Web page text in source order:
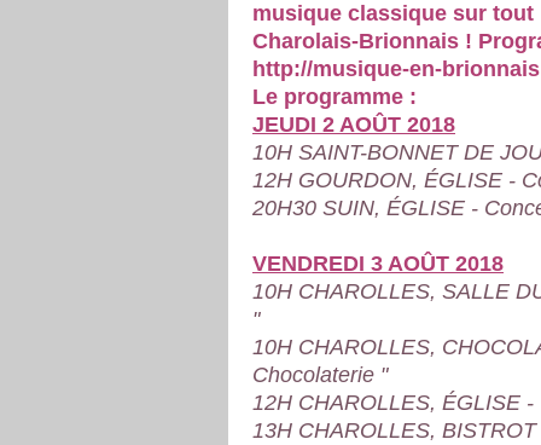
musique classique sur
Charolais-Brionnais !
http://musique-en-
Le programme :
JEUDI 2 AOÛT 2018
10H SAINT-BONNET DE
12H GOURDON, ÉGLISE -
20H30 SUIN, ÉGLISE -
VENDREDI 3 AOÛT 2018
10H CHAROLLES, SALLE
"
10H CHAROLLES,
Chocolaterie "
12H CHAROLLES, ÉGLISE
13H CHAROLLES,